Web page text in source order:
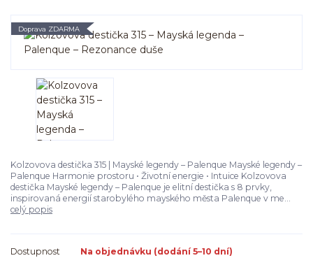
Doprava ZDARMA
Kolzovova destička 315 | Mayské legendy – Palenque Mayské legendy –
Palenque Harmonie prostoru • Životní energie • Intuice Kolzovova
destička Mayské legendy – Palenque je elitní destička s 8 prvky,
inspirovaná energií starobylého mayského města Palenque v me...
celý popis
Dostupnost Na objednávku (dodání 5–10 dní)